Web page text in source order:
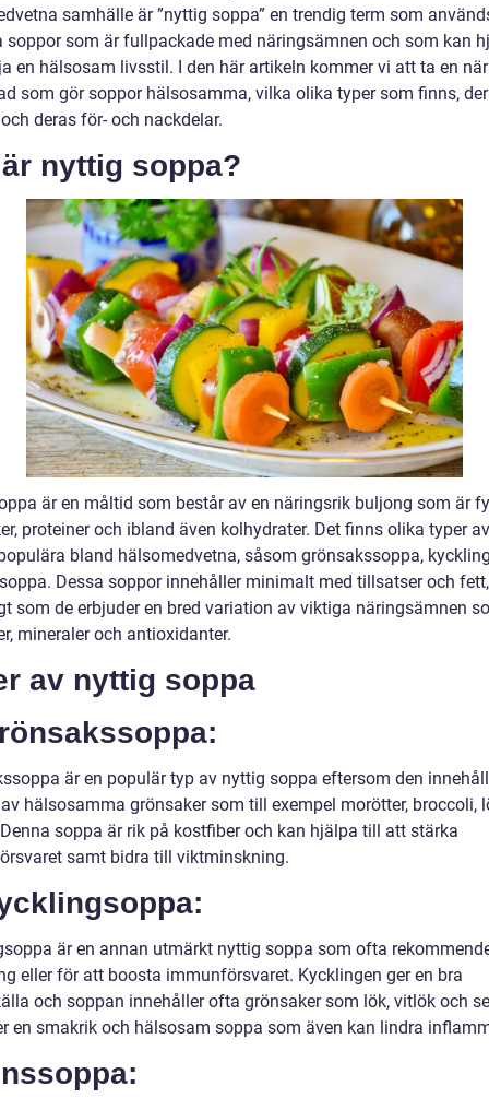
samhälle är ”nyttig soppa” en trendig term som
soppor som är fullpackade med näringsämnen och som kan
en hälsosam livsstil. I den här artikeln kommer vi att ta en
som gör soppor hälsosamma, vilka olika typer som finns,
deras för- och nackdelar.
nyttig soppa?
är en måltid som består av en näringsrik buljong som är
proteiner och ibland även kolhydrater. Det finns olika typer
bland hälsomedvetna, såsom grönsakssoppa,
Dessa soppor innehåller minimalt med tillsatser och fett,
som de erbjuder en bred variation av viktiga näringsämnen
mineraler och antioxidanter.
av nyttig soppa
är en populär typ av nyttig soppa eftersom den
hälsosamma grönsaker som till exempel morötter, broccoli,
soppa är rik på kostfiber och kan hjälpa till att stärka
samt bidra till viktminskning.
är en annan utmärkt nyttig soppa som ofta
eller för att boosta immunförsvaret. Kycklingen ger en bra
och soppan innehåller ofta grönsaker som lök, vitlök och
en smakrik och hälsosam soppa som även kan lindra